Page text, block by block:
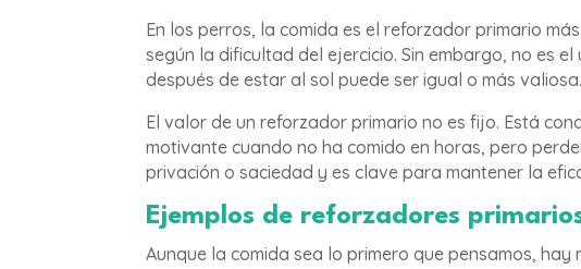
En los perros, la comida es el reforzador primario
según la dificultad del ejercicio. Sin embargo, no es
después de estar al sol puede ser igual o más valiosa.
El valor de un reforzador primario no es fijo. Está
motivante cuando no ha comido en horas, pero
privación o saciedad y es clave para mantener la
Ejemplos de reforzadores
Aunque la comida sea lo primero que pensamos, hay